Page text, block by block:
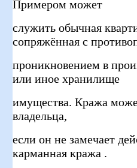
Примером может
служить обычная
сопряжённая с
проникновением в
или иное хранилище
имущества. Кража
владельца,
если он не замечает
карманная кража .